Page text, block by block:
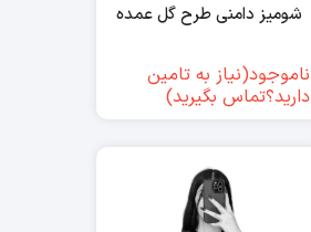
شومیز دامنی طرح گل عمده
ناموجود(نیاز به تامین
دارید؟تماس بگیرید)